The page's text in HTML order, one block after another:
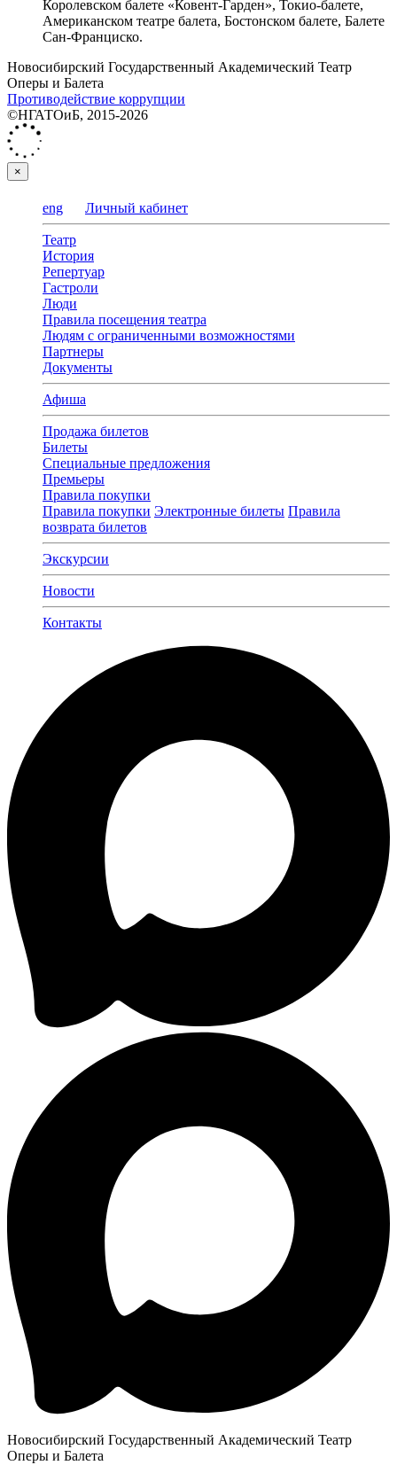
Королевском балете «Ковент-Гарден», Токио-балете,
Американском театре балета, Бостонском балете, Балете
Сан-Франциско.
Новосибирский Государственный Академический Театр
Оперы и Балета
Противодействие коррупции
©НГАТОиБ, 2015-2026
×
eng Личный кабинет
Театр
История
Репертуар
Гастроли
Люди
Правила посещения театра
Людям с ограниченными возможностями
Партнеры
Документы
Афиша
Продажа билетов
Билеты
Специальные предложения
Премьеры
Правила покупки
Правила покупки Электронные билеты Правила
возврата билетов
Экскурсии
Новости
Контакты
Новосибирский Государственный Академический Театр
Оперы и Балета